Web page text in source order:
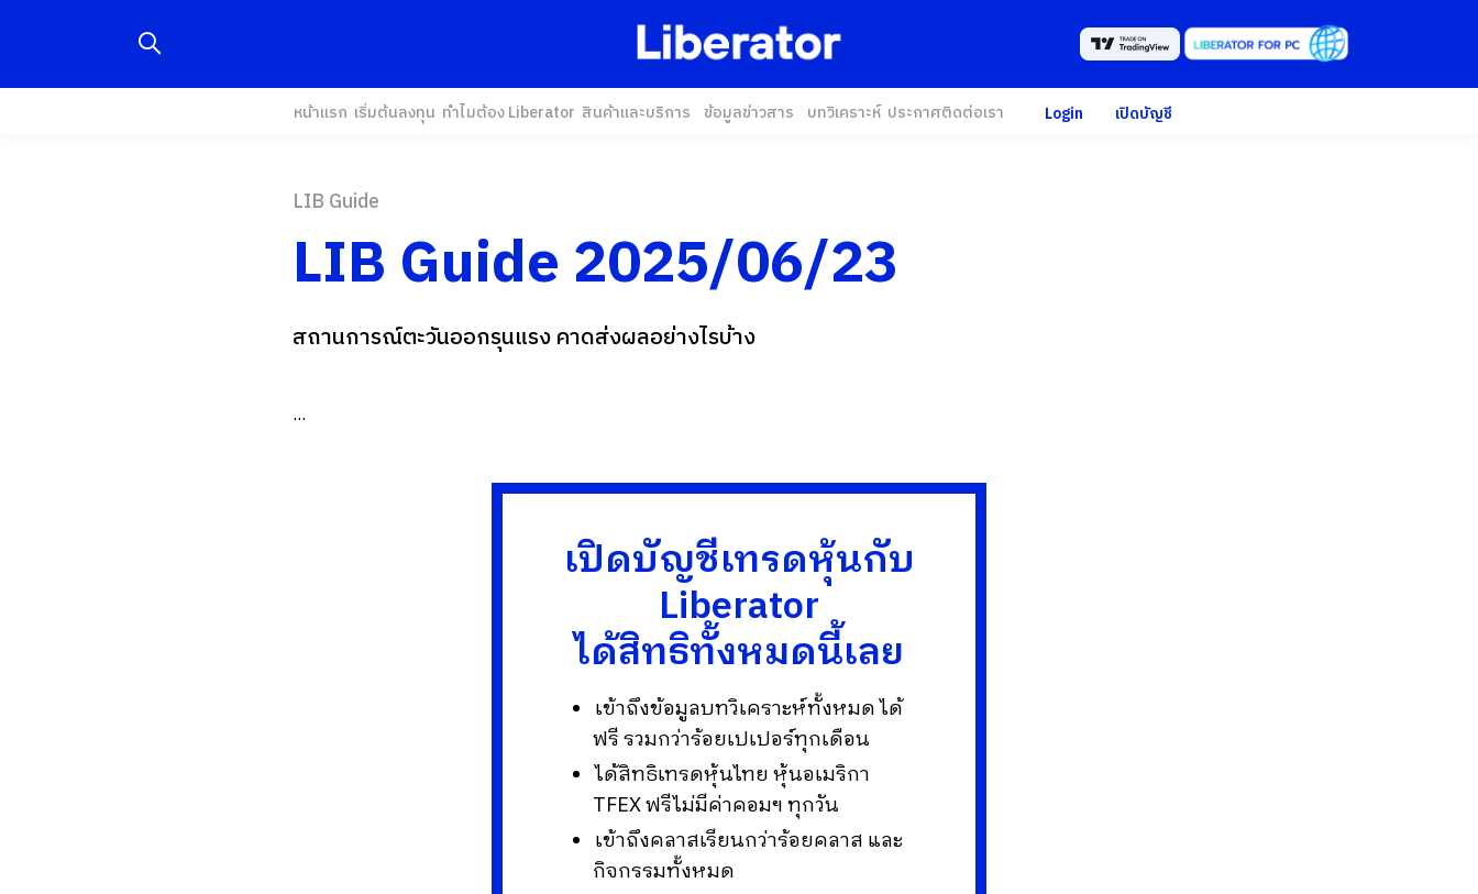
หน้าแรก เริ่มต้นลงทุน ทำไมต้อง Liberator สินค้าและบริการ ข้อมูลข่าวสาร บทวิเคราะห์ ประกาศติดต่อเรา Login เปิดบัญชี
LIB Guide
LIB Guide 2025/06/23
สถานการณ์ตะวันออกรุนแรง คาดส่งผลอย่างไรบ้าง
...
เปิดบัญชีเทรดหุ้นกับ
Liberator
ได้สิทธิทั้งหมดนี้เลย
เข้าถึงข้อมูลบทวิเคราะห์ทั้งหมด ได้
ฟรี รวมกว่าร้อยเปเปอร์ทุกเดือน
ได้สิทธิเทรดหุ้นไทย หุ้นอเมริกา
TFEX ฟรีไม่มีค่าคอมฯ ทุกวัน
เข้าถึงคลาสเรียนกว่าร้อยคลาส และ
กิจกรรมทั้งหมด